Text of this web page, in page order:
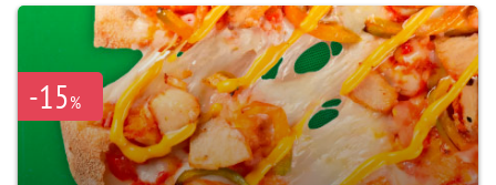
-15%